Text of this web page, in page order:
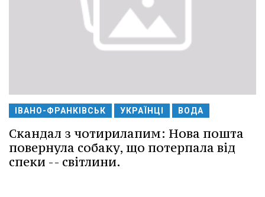
ІВАНО-ФРАНКІВСЬК УКРАЇНЦІ ВОДА
Скандал з чотирилапим: Нова пошта
повернула собаку, що потерпала від
спеки -- світлини.